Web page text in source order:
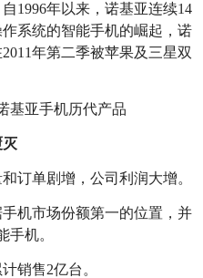
1996年以来，诺基亚连续14
系统的智能手机的崛起，诺
年第二季被苹果及三星双
灭
订单剧增，公司利润大增。
机市场份额第一的位置，并
手机。
销售2亿台。